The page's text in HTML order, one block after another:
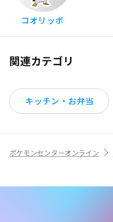
コオリッポ
関連カテゴリ
キッチン・お弁当
ポケモンセンターオンライン